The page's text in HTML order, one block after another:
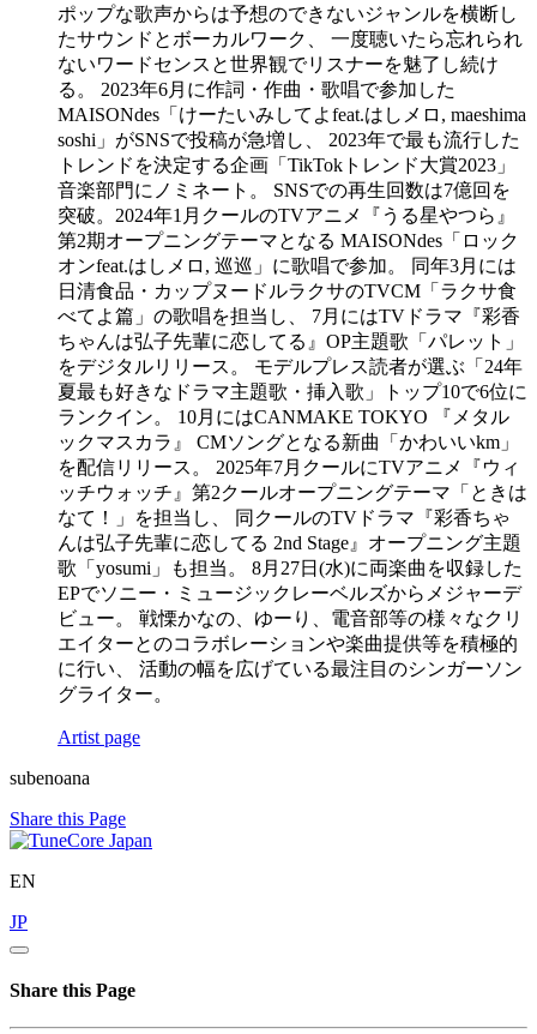
ポップな歌声からは予想のできないジャンルを横断し
たサウンドとボーカルワーク、 一度聴いたら忘れられ
ないワードセンスと世界観でリスナーを魅了し続け
る。 2023年6月に作詞・作曲・歌唱で参加した
MAISONdes「けーたいみしてよfeat.はしメロ, maeshima
soshi」がSNSで投稿が急増し、 2023年で最も流行した
トレンドを決定する企画「TikTokトレンド大賞2023」
音楽部門にノミネート。 SNSでの再生回数は7億回を
突破。2024年1月クールのTVアニメ『うる星やつら』
第2期オープニングテーマとなる MAISONdes「ロック
オンfeat.はしメロ, 巡巡」に歌唱で参加。 同年3月には
日清食品・カップヌードルラクサのTVCM「ラクサ食
べてよ篇」の歌唱を担当し、 7月にはTVドラマ『彩香
ちゃんは弘子先輩に恋してる』OP主題歌「パレット」
をデジタルリリース。 モデルプレス読者が選ぶ「24年
夏最も好きなドラマ主題歌・挿入歌」トップ10で6位に
ランクイン。 10月にはCANMAKE TOKYO 『メタル
ックマスカラ』 CMソングとなる新曲「かわいいkm」
を配信リリース。 2025年7月クールにTVアニメ『ウィ
ッチウォッチ』第2クールオープニングテーマ「ときは
なて！」を担当し、 同クールのTVドラマ『彩香ちゃ
んは弘子先輩に恋してる 2nd Stage』オープニング主題
歌「yosumi」も担当。 8月27日(水)に両楽曲を収録した
EPでソニー・ミュージックレーベルズからメジャーデ
ビュー。 戦慄かなの、ゆーり、電音部等の様々なクリ
エイターとのコラボレーションや楽曲提供等を積極的
に行い、 活動の幅を広げている最注目のシンガーソン
グライター。
Artist page
subenoana
Share this Page
EN
JP
Share this Page